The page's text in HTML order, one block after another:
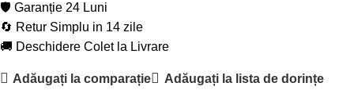
🛡️ Garanție 24 Luni
🔄 Retur Simplu in 14 zile
🚚 Deschidere Colet la Livrare
Adăugați la comparație Adăugați la lista de dorințe